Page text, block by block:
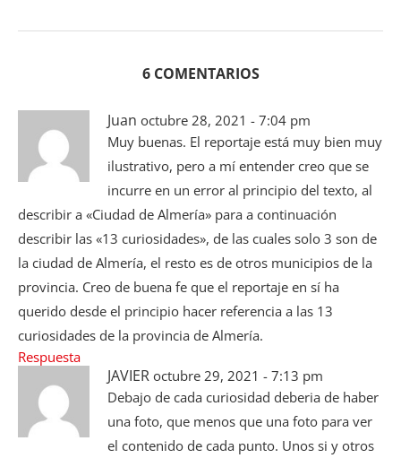
6 COMENTARIOS
Juan octubre 28, 2021 - 7:04 pm
Muy buenas. El reportaje está muy bien muy
ilustrativo, pero a mí entender creo que se
incurre en un error al principio del texto, al
describir a «Ciudad de Almería» para a continuación
describir las «13 curiosidades», de las cuales solo 3 son de
la ciudad de Almería, el resto es de otros municipios de la
provincia. Creo de buena fe que el reportaje en sí ha
querido desde el principio hacer referencia a las 13
curiosidades de la provincia de Almería.
Respuesta
JAVIER octubre 29, 2021 - 7:13 pm
Debajo de cada curiosidad deberia de haber
una foto, que menos que una foto para ver
el contenido de cada punto. Unos si y otros